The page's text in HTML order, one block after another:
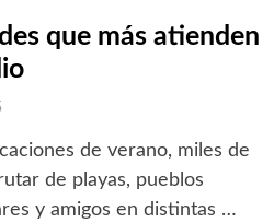
que más atienden
de verano, miles de
de playas, pueblos
y amigos en distintas …